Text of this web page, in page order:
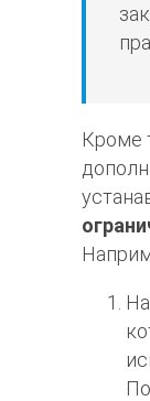
Кроме